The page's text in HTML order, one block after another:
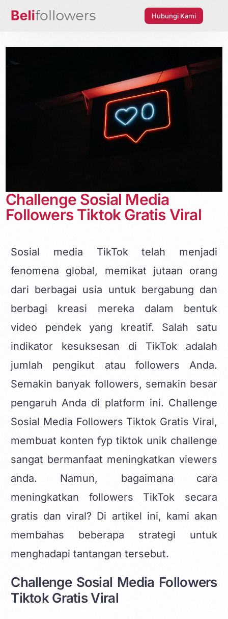
Hubungi Kami
Challenge Sosial Media
Followers Tiktok Gratis Viral
Sosial media TikTok telah menjadi
fenomena global, memikat jutaan orang
dari berbagai usia untuk bergabung dan
berbagi kreasi mereka dalam bentuk
video pendek yang kreatif. Salah satu
indikator kesuksesan di TikTok adalah
jumlah pengikut atau followers Anda.
Semakin banyak followers, semakin besar
pengaruh Anda di platform ini. Challenge
Sosial Media Followers Tiktok Gratis Viral,
membuat konten fyp tiktok unik challenge
sangat bermanfaat meningkatkan viewers
anda. Namun, bagaimana cara
meningkatkan followers TikTok secara
gratis dan viral? Di artikel ini, kami akan
membahas beberapa strategi untuk
menghadapi tantangan tersebut.
Challenge Sosial Media Followers
Tiktok Gratis Viral